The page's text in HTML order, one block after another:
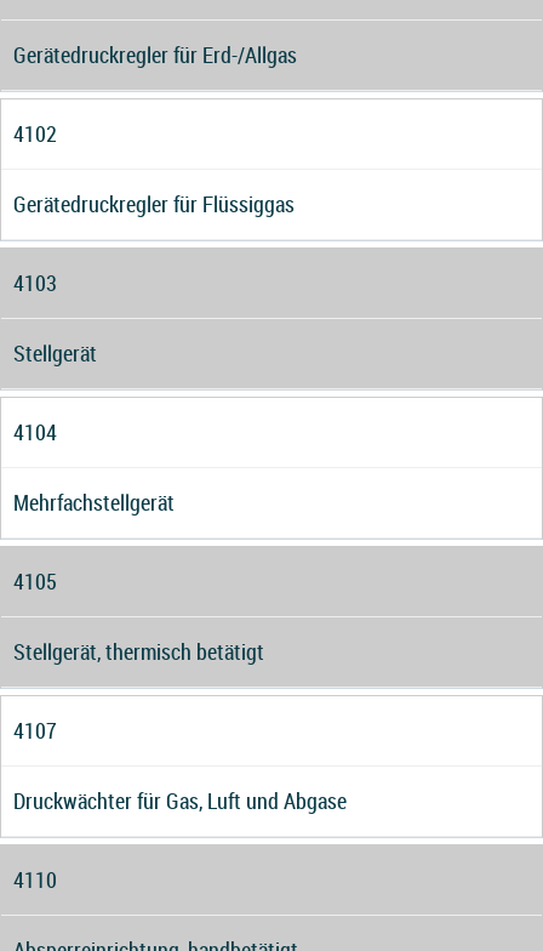
Gerätedruckregler für Erd-/Allgas
4102
Gerätedruckregler für Flüssiggas
4103
Stellgerät
4104
Mehrfachstellgerät
4105
Stellgerät, thermisch betätigt
4107
Druckwächter für Gas, Luft und Abgase
4110